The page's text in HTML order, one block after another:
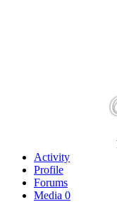
Activity
Profile
Forums
Media 0